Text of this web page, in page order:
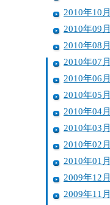
2010年10月
2010年09月
2010年08月
2010年07月
2010年06月
2010年05月
2010年04月
2010年03月
2010年02月
2010年01月
2009年12月
2009年11月